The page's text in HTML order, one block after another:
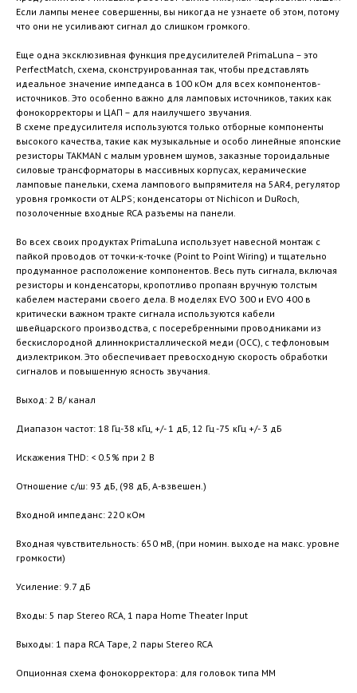
Если лампы менее совершенны, вы никогда не узнаете об этом, потому
что они не усиливают сигнал до слишком громкого.
Еще одна эксклюзивная функция предусилителей PrimaLuna – это
PerfectMatch, схема, сконструированная так, чтобы представлять
идеальное значение импеданса в 100 кОм для всех компонентов-
источников. Это особенно важно для ламповых источников, таких как
фонокорректоры и ЦАП – для наилучшего звучания.
В схеме предусилителя используются только отборные компоненты
высокого качества, такие как музыкальные и особо линейные японские
резисторы TAKMAN с малым уровнем шумов, заказные тороидальные
силовые трансформаторы в массивных корпусах, керамические
ламповые панельки, схема лампового выпрямителя на 5AR4, регулятор
уровня громкости от ALPS; конденсаторы от Nichicon и DuRoch,
позолоченные входные RCA разъемы на панели.
Во всех своих продуктах PrimaLuna использует навесной монтаж с
пайкой проводов от точки-к-точке (Point to Point Wiring) и тщательно
продуманное расположение компонентов. Весь путь сигнала, включая
резисторы и конденсаторы, кропотливо пропаян вручную толстым
кабелем мастерами своего дела. В моделях EVO 300 и EVO 400 в
критически важном тракте сигнала используются кабели
швейцарского производства, с посеребренными проводниками из
бескислородной длиннокристаллической меди (OCC), с тефлоновым
диэлектриком. Это обеспечивает превосходную скорость обработки
сигналов и повышенную ясность звучания.
Выход: 2 В/ канал
Диапазон частот: 18 Гц-38 кГц, +/- 1 дБ, 12 Гц -75 кГц +/- 3 дБ
Искажения THD: < 0.5% при 2 В
Отношение с/ш: 93 дБ, (98 дБ, А-взвешен.)
Входной импеданс: 220 кОм
Входная чувствительность: 650 мВ, (при номин. выходе на макс. уровне
громкости)
Усиление: 9.7 дБ
Входы: 5 пар Stereo RCA, 1 пара Home Theater Input
Выходы: 1 пара RCA Tape, 2 пары Stereo RCA
Опционная схема фонокорректора: для головок типа ММ